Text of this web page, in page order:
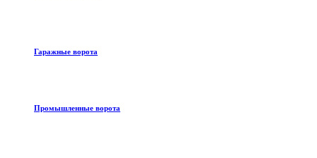
Гаражные ворота
Промышленные ворота